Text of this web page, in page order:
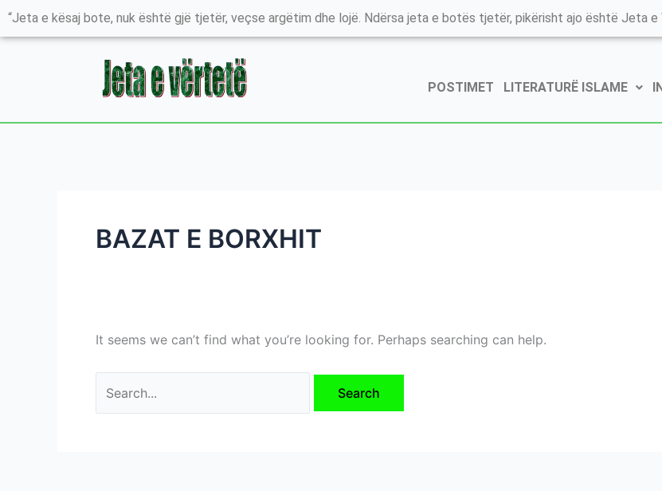
Skip
“Jeta e kësaj bote, nuk është gjë tjetër, veçse argëtim dhe lojë. Ndërsa jeta e botës tjetër, pikërisht ajo është Jeta e
POSTIMET LITERATURË ISLAME
BAZAT E BORXHIT
It seems we can’t find what you’re looking for. Perhaps searching can help.
Search